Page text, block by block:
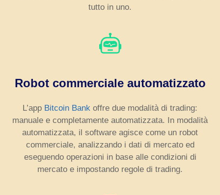
tutto in uno.
Robot commerciale automatizzato
L’app Bitcoin Bank offre due modalità di trading:
manuale e completamente automatizzata. In modalità
automatizzata, il software agisce come un robot
commerciale, analizzando i dati di mercato ed
eseguendo operazioni in base alle condizioni di
mercato e impostando regole di trading.